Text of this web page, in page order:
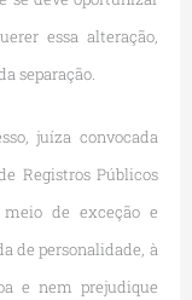
essa alteração,
separação.
juíza convocada
Registros Públicos
de exceção e
de personalidade, à
e nem prejudique